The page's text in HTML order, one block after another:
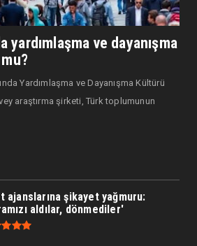
yardımlaşma ve dayanışma
Yardımlaşma ve Dayanışma Kültürü
araştırma şirketi, Türk toplumunun
ajanslarına şikayet yağmuru:
aldılar, dönmediler'